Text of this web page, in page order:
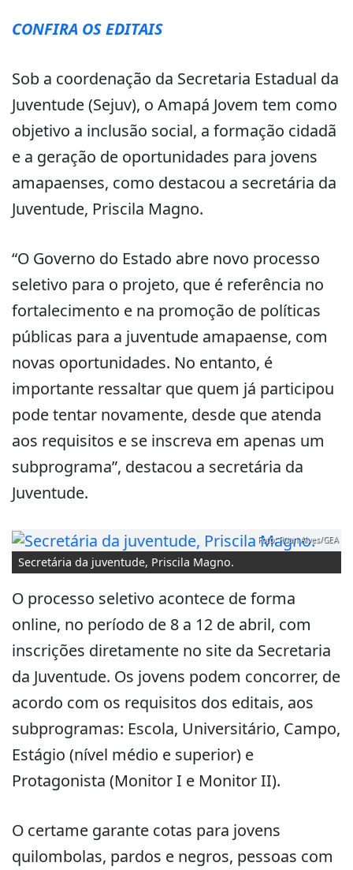
CONFIRA OS EDITAIS
Sob a coordenação da Secretaria Estadual da
Juventude (Sejuv), o Amapá Jovem tem como
objetivo a inclusão social, a formação cidadã
e a geração de oportunidades para jovens
amapaenses, como destacou a secretária da
Juventude, Priscila Magno.
“O Governo do Estado abre novo processo
seletivo para o projeto, que é referência no
fortalecimento e na promoção de políticas
públicas para a juventude amapaense, com
novas oportunidades. No entanto, é
importante ressaltar que quem já participou
pode tentar novamente, desde que atenda
aos requisitos e se inscreva em apenas um
subprograma”, destacou a secretária da
Juventude.
Secretária da juventude, Priscila Magno.
Foto: Ruan Alves/GEA
O processo seletivo acontece de forma
online, no período de 8 a 12 de abril, com
inscrições diretamente no site da Secretaria
da Juventude. Os jovens podem concorrer, de
acordo com os requisitos dos editais, aos
subprogramas: Escola, Universitário, Campo,
Estágio (nível médio e superior) e
Protagonista (Monitor I e Monitor II).
O certame garante cotas para jovens
quilombolas, pardos e negros, pessoas com